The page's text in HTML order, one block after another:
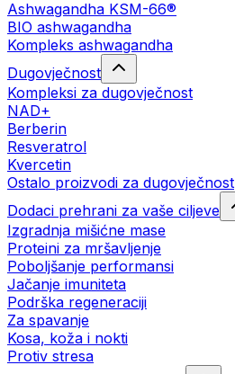
Ashwagandha KSM-66®
BIO ashwagandha
Kompleks ashwagandha
Dugovječnost
Kompleksi za dugovječnost
NAD+
Berberin
Resveratrol
Kvercetin
Ostalo proizvodi za dugovječnost
Dodaci prehrani za vaše ciljeve
Izgradnja mišićne mase
Proteini za mršavljenje
Poboljšanje performansi
Jačanje imuniteta
Podrška regeneraciji
Za spavanje
Kosa, koža i nokti
Protiv stresa